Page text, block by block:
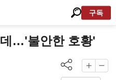
구독
…'불안한 호황'